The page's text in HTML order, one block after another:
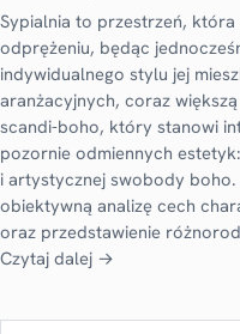
Sypialnia to przestrzeń,
odprężeniu, będąc
indywidualnego stylu jej
aranżacyjnych, coraz
scandi-boho, który stanowi
pozornie odmiennych
i artystycznej swobody boho.
obiektywną analizę cech
oraz przedstawienie
Czytaj dalej →